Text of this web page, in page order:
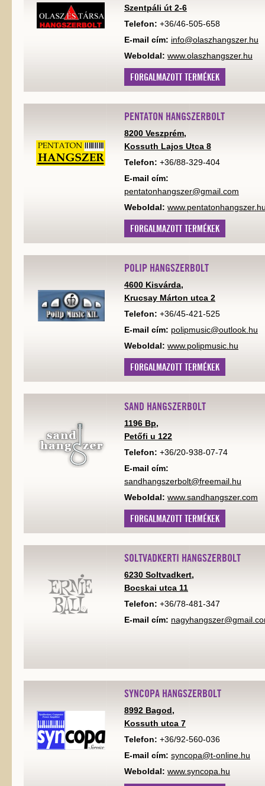
Szentpáli út 2-6
Telefon: +36/46-505-658
E-mail cím: info@olaszhangszer.hu
Weboldal: www.olaszhangszer.hu
FORGALMAZOTT TERMÉKEK
PENTATON HANGSZERBOLT
8200 Veszprém,
Kossuth Lajos Utca 8
Telefon: +36/88-329-404
E-mail cím:
pentatonhangszer@gmail.com
Weboldal:
FORGALMAZOTT TERMÉKEK
POLIP HANGSZERBOLT
4600 Kisvárda,
Krucsay Márton utca 2
Telefon: +36/45-421-525
E-mail cím: polipmusic@outlook.hu
Weboldal: www.polipmusic.hu
FORGALMAZOTT TERMÉKEK
SAND HANGSZERBOLT
1196 Bp,
Petőfi u 122
Telefon: +36/20-938-07-74
E-mail cím:
sandhangszerbolt@freemail.hu
Weboldal: www.sandhangszer.com
FORGALMAZOTT TERMÉKEK
SOLTVADKERTI HANGSZERBOLT
6230 Soltvadkert,
Bocskai utca 11
Telefon: +36/78-481-347
E-mail cím:
SYNCOPA HANGSZERBOLT
8992 Bagod,
Kossuth utca 7
Telefon: +36/92-560-036
E-mail cím: syncopa@t-online.hu
Weboldal: www.syncopa.hu